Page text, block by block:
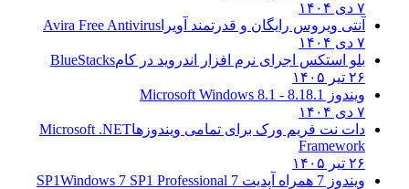
آنتی ویروس رایگان و قدرتمند آویراAvira Free Antivirus
بلو استکس اجرای نرم افزار اندروید در کامBlueStacks
۲۶ تیر ۱۴۰۵
ویندوز 8.18.1 - Microsoft Windows 8.1
دات نت فریم ورک برای تمامی ویندوزهاMicrosoft .NET
Framework
۲۶ تیر ۱۴۰۵
ویندوز 7 همراه آپدیت 7 SP1
Windows 7 SP1 Professional